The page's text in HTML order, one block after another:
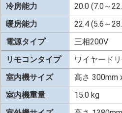
冷房能力
20.0 (7.0～
暖房能力
22.4 (5.6～
電源タイプ
三相200V
リモコンタイプ
ワイヤード
室内機サイズ
高さ 300mm
室内機重量
15.0 kg